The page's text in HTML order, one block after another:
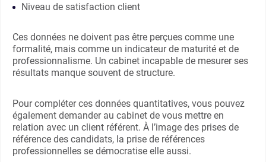
Niveau de satisfaction client
Ces données ne doivent pas être perçues comme une
formalité, mais comme un indicateur de maturité et de
professionnalisme. Un cabinet incapable de mesurer ses
résultats manque souvent de structure.
Pour compléter ces données quantitatives, vous pouvez
également demander au cabinet de vous mettre en
relation avec un client référent. À l’image des prises de
référence des candidats, la prise de références
professionnelles se démocratise elle aussi.